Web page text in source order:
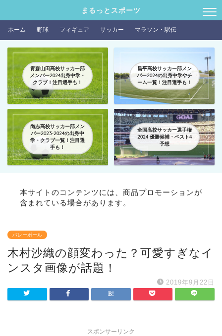
まるっとスポーツ
ホーム 野球 フィギュア サッカー マラソン・駅伝
青森山田高校サッカー部
メンバー2024出身中学・
クラブ！注目選手も！
昌平高校サッカー部メン
バー2024の出身中学やチ
ーム一覧！注目選手も！
尚志高校サッカー部メン
バー2023-2024の出身中
学・クラブ一覧！注目選
手も！
全国高校サッカー選手権
2024 優勝候補・ベスト4
予想
本サイトのコンテンツには、商品プロモーションが
含まれている場合があります。
バレーボール
木村沙織の顔変わった？可愛すぎなイ
ンスタ画像が話題！
2019年9月22日
スポンサーリンク